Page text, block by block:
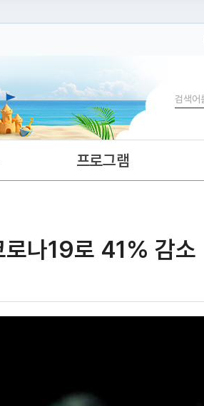
메인 주소를 확인해 보세요
검색
프로그램
로나19로 41% 감소